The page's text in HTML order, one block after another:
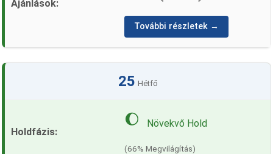
További részletek →
25 Hétfő
🌔 Növekvő Hold
(66% Megvilágítás)